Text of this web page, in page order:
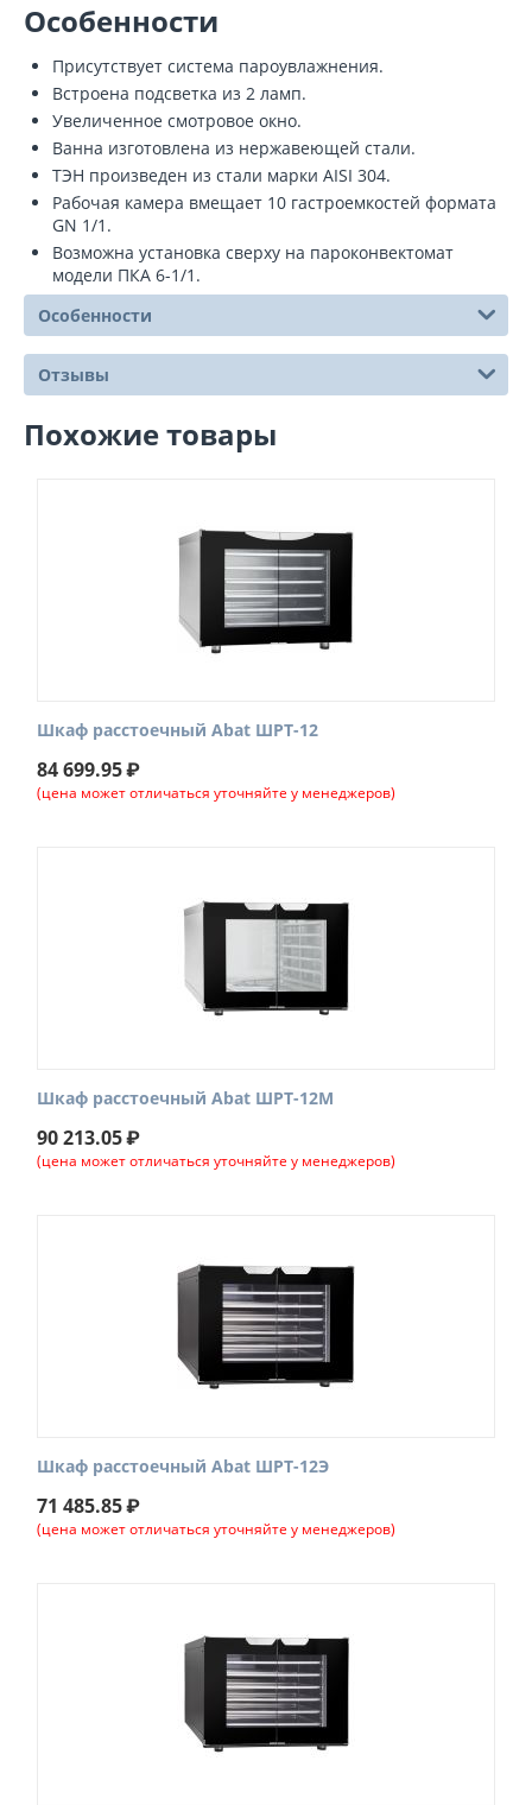
Особенности
Присутствует система пароувлажнения.
Встроена подсветка из 2 ламп.
Увеличенное смотровое окно.
Ванна изготовлена из нержавеющей стали.
ТЭН произведен из стали марки AISI 304.
Рабочая камера вмещает 10 гастроемкостей формата
GN 1/1.
Возможна установка сверху на пароконвектомат
модели ПКА 6-1/1.
Особенности
Отзывы
Похожие товары
Шкаф расстоечный Abat ШРТ-12
84 699.95₽
(цена может отличаться уточняйте у менеджеров)
Шкаф расстоечный Abat ШРТ-12М
90 213.05₽
(цена может отличаться уточняйте у менеджеров)
Шкаф расстоечный Abat ШРТ-12Э
71 485.85₽
(цена может отличаться уточняйте у менеджеров)